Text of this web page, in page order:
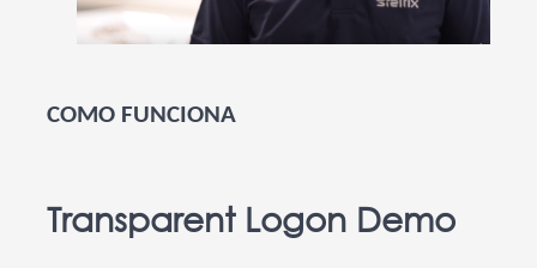
COMO FUNCIONA
Transparent Logon Demo